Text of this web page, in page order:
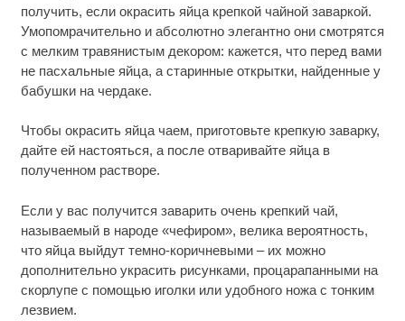
получить, если окрасить яйца крепкой чайной заваркой.
Умопомрачительно и абсолютно элегантно они смотрятся
с мелким травянистым декором: кажется, что перед вами
не пасхальные яйца, а старинные открытки, найденные у
бабушки на чердаке.
Чтобы окрасить яйца чаем, приготовьте крепкую заварку,
дайте ей настояться, а после отваривайте яйца в
полученном растворе.
Если у вас получится заварить очень крепкий чай,
называемый в народе «чефиром», велика вероятность,
что яйца выйдут темно-коричневыми – их можно
дополнительно украсить рисунками, процарапанными на
скорлупе с помощью иголки или удобного ножа с тонким
лезвием.